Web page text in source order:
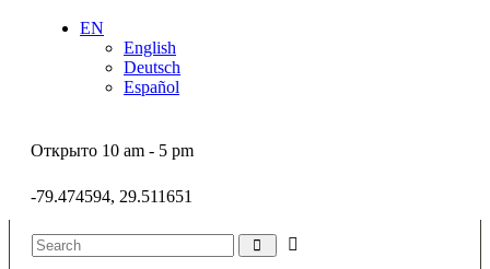
EN
English
Deutsch
Español
Открыто 10 am - 5 pm
-79.474594, 29.511651